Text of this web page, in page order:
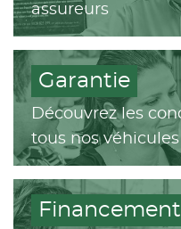
assureurs
Garantie
Découvrez les
tous nos
Financement